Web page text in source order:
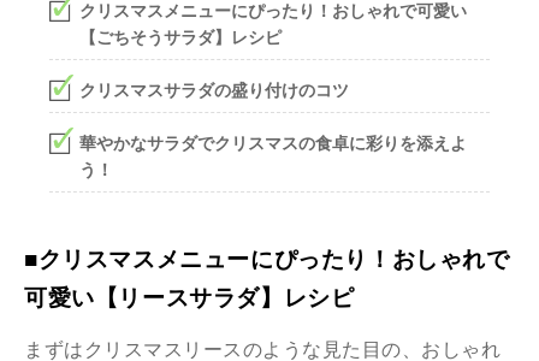
クリスマスメニューにぴったり！おしゃれで可愛い
【ごちそうサラダ】レシピ
クリスマスサラダの盛り付けのコツ
華やかなサラダでクリスマスの食卓に彩りを添えよ
う！
■クリスマスメニューにぴったり！おしゃれで
可愛い【リースサラダ】レシピ
まずはクリスマスリースのような見た目の、おしゃれ